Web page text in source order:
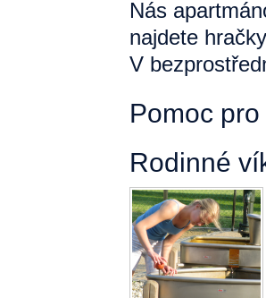
Nás
najdete
V
Pomoc
Rodinné